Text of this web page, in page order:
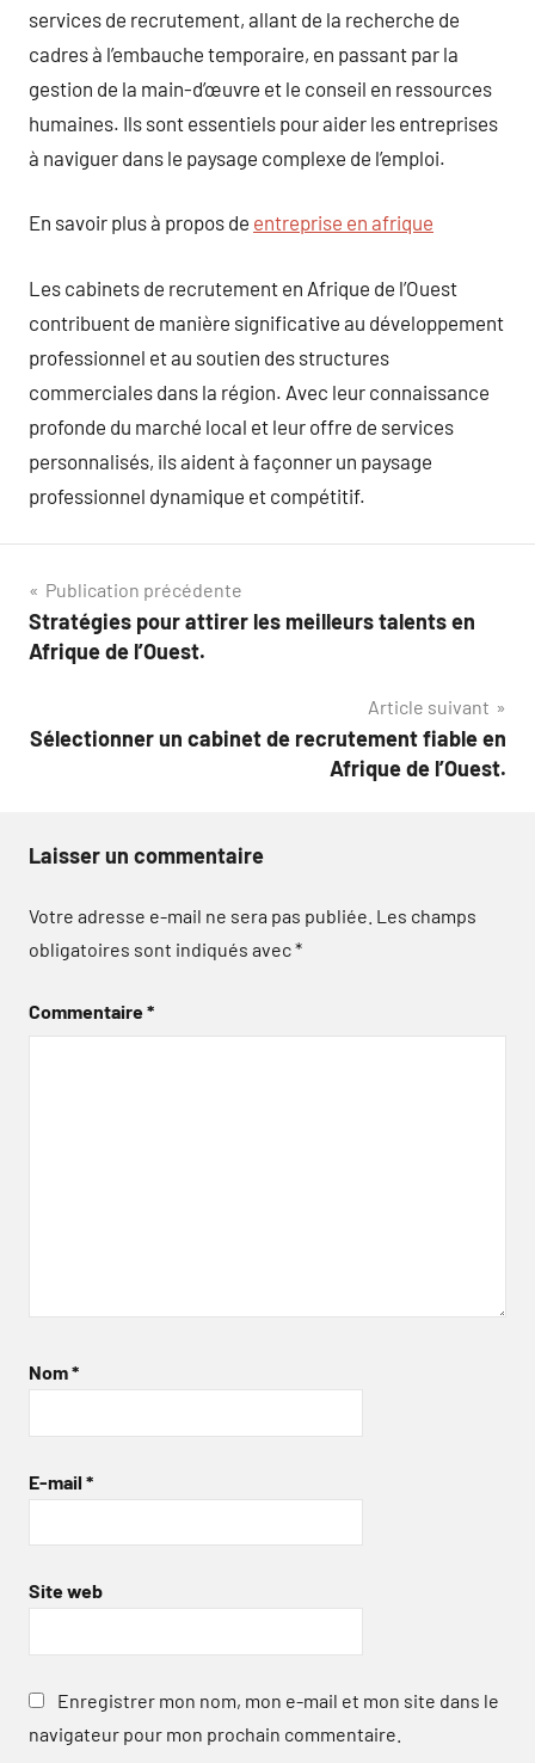
services de recrutement, allant de la recherche de
cadres à l’embauche temporaire, en passant par la
gestion de la main-d’œuvre et le conseil en ressources
humaines. Ils sont essentiels pour aider les entreprises
à naviguer dans le paysage complexe de l’emploi.
En savoir plus à propos de entreprise en afrique
Les cabinets de recrutement en Afrique de l’Ouest
contribuent de manière significative au développement
professionnel et au soutien des structures
commerciales dans la région. Avec leur connaissance
profonde du marché local et leur offre de services
personnalisés, ils aident à façonner un paysage
professionnel dynamique et compétitif.
Navigation
de
Publication précédente
Stratégies pour attirer les meilleurs talents en
Afrique de l’Ouest.
Article suivant
Sélectionner un cabinet de recrutement fiable en
Afrique de l’Ouest.
Laisser un commentaire
Votre adresse e-mail ne sera pas publiée. Les champs
obligatoires sont indiqués avec*
Commentaire*
Nom*
E-mail *
Site web
Enregistrer mon nom, mon e-mail et mon site dans le
navigateur pour mon prochain commentaire.